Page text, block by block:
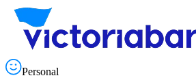
Personal